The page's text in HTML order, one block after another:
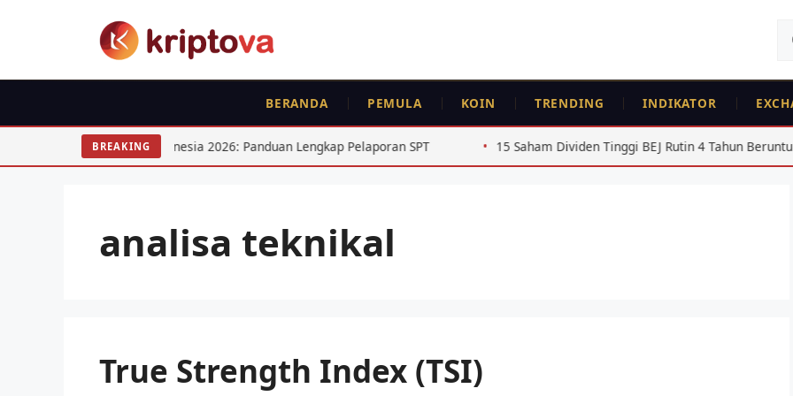
BERANDA PEMULA KOIN TRENDING INDIKATOR
BREAKING
2026: Panduan Lengkap Pelaporan SPT 15 Saham Dividen Tinggi BEJ Rutin 4 Tahun Beruntun 2022-2025
analisa teknikal
True Strength Index (TSI)